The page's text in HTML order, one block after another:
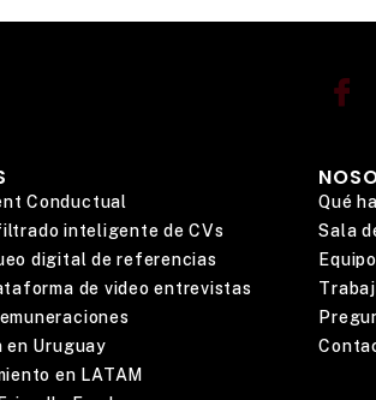
Conductual
inteligente de CVs
digital de referencias
de video entrevistas
en Uruguay
en LATAM
Qué
Sala
Equipo